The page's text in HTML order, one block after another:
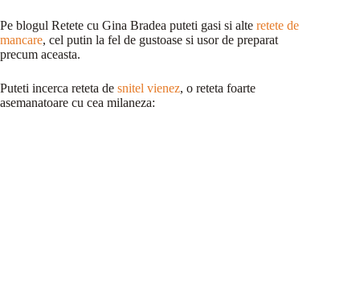
Pe blogul Retete cu Gina Bradea puteti gasi si alte retete de
mancare, cel putin la fel de gustoase si usor de preparat
precum aceasta.
Puteti incerca reteta de snitel vienez, o reteta foarte
asemanatoare cu cea milaneza: